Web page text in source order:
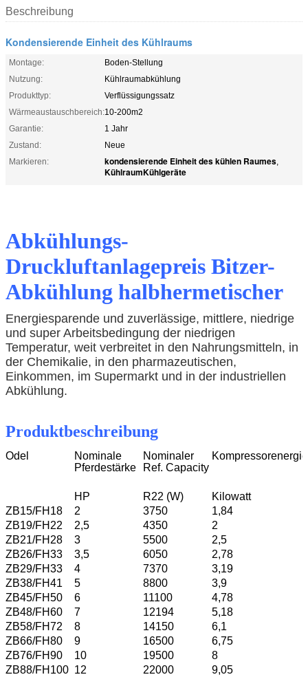
Beschreibung
Kondensierende Einheit des Kühlraums
Montage:
Boden-Stellung
Nutzung:
Kühlraumabkühlung
Produkttyp:
Verflüssigungssatz
Wärmeaustauschbereich:10-200m2
Garantie:
1 Jahr
Zustand:
Neue
Markieren:
kondensierende Einheit des kühlen Raumes,
KühlraumKühlgeräte
Abkühlungs-
Druckluftanlagepreis Bitzer-
Abkühlung halbhermetischer
Energiesparende und zuverlässige, mittlere, niedrige
und super Arbeitsbedingung der niedrigen
Temperatur, weit verbreitet in den Nahrungsmitteln, in
der Chemikalie, in den pharmazeutischen,
Einkommen, im Supermarkt und in der industriellen
Abkühlung.
Produktbeschreibung
Odel
Nominale
Pferdestärke
Nominaler
Ref. Capacity
Kompressorenergie
HP R22 (W)
Kilowatt
ZB15/FH18
2 3750
1,84
ZB19/FH22
2,5 4350
2
ZB21/FH28
3 5500
2,5
ZB26/FH33
3,5 6050
2,78
ZB29/FH33
4 7370
3,19
ZB38/FH41
5 8800
3,9
ZB45/FH50
6 11100
4,78
ZB48/FH60
7 12194
5,18
ZB58/FH72
8 14150
6,1
ZB66/FH80
9 16500
6,75
ZB76/FH90
10 19500
8
ZB88/FH100 12 22000
9,05